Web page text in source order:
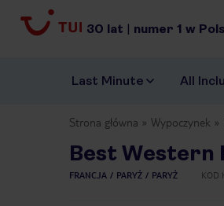
30 lat | numer 1 w
Last Minute All
Strona główna Wypoczynek
Best Western
FRANCJA PARYŻ PARYŻ KOD